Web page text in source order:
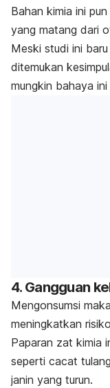
Bahan kimia ini
yang matang dari
Meski studi ini
ditemukan
mungkin bahaya ini
4. Gangguan
Mengonsumsi
meningkatkan
Paparan zat kimia
seperti cacat
janin yang turun.